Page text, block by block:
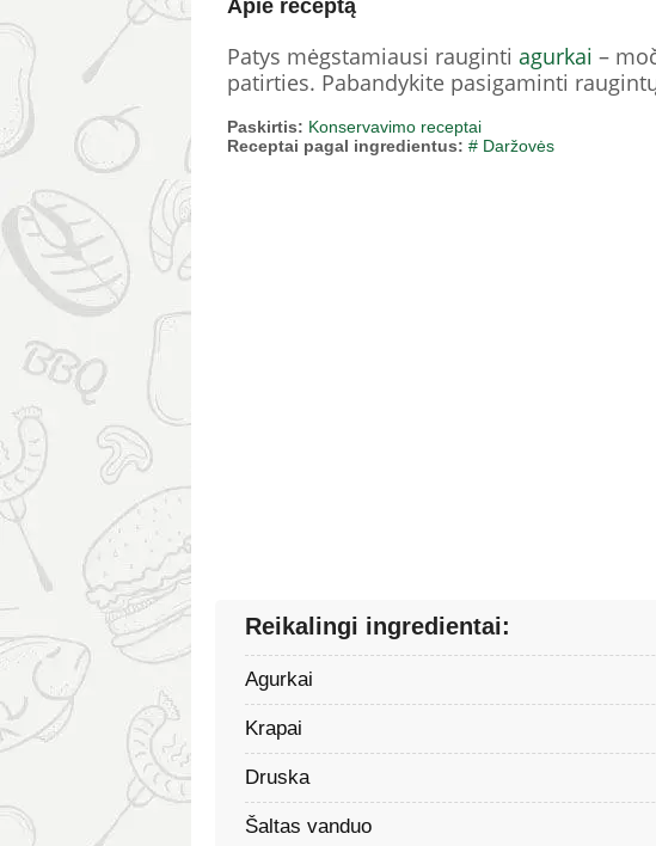
Apie receptą
Patys mėgstamiausi rauginti agurkai –
patirties. Pabandykite pasigaminti
Paskirtis: Konservavimo receptai
Receptai pagal ingredientus: # Daržovės
Reikalingi ingredientai:
Agurkai
Krapai
Druska
Šaltas vanduo